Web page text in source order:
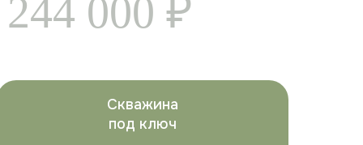
000 ₽
Скважина
под ключ